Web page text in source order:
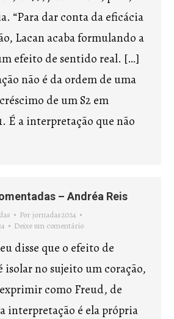
“Para dar conta da eficácia
Lacan acaba formulando a
efeito de sentido real. […]
não é da ordem de uma
de um S2 em
É a interpretação que não
– Andréa Reis
Por jornadas2024
Deixe um comentário
disse que o efeito de
isolar no sujeito um coração,
como Freud, de
interpretação é ela própria